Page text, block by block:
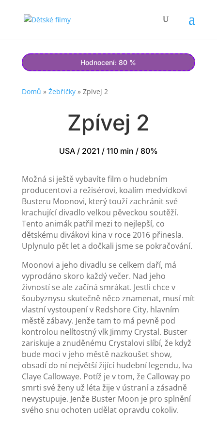
Hodnocení: 80 %
Domů » Žebříčky» Zpívej 2
Zpívej 2
USA / 2021 / 110 min / 80%
Možná si ještě vybavíte film o hudebním
producentovi a režisérovi, koalím medvídkovi
Busteru Moonovi, který touží zachránit své
krachující divadlo velkou pěveckou soutěží.
Tento animák patřil mezi to nejlepší, co
dětskému divákovi kina v roce 2016 přinesla.
Uplynulo pět let a dočkali jsme se pokračování.
Moonovi a jeho divadlu se celkem daří, má
vyprodáno skoro každý večer. Nad jeho
živností se ale začíná smrákat. Jestli chce v
šoubyznysu skutečně něco znamenat, musí mít
vlastní vystoupení v Redshore City, hlavním
městě zábavy. Jenže tam to má pevně pod
kontrolou nelítostný vlk Jimmy Crystal. Buster
zariskuje a znuděnému Crystalovi slíbí, že když
bude moci v jeho městě nazkoušet show,
obsadí do ní největší žijící hudební legendu, lva
Claye Callowaye. Potíž je v tom, že Calloway po
smrti své ženy už léta žije v ústraní a zásadně
nevystupuje. Jenže Buster Moon je pro splnění
svého snu ochoten udělat opravdu cokoliv.